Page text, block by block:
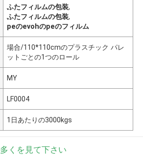
ふたフィルムの包装,
ふたフィルムの包装,
peのevohのpeのフィルム
場合/110*110cmのプラスチック パレ
ットごとの1つのロール
MY
LF0004
1日あたりの3000kgs
多くを見て下さい